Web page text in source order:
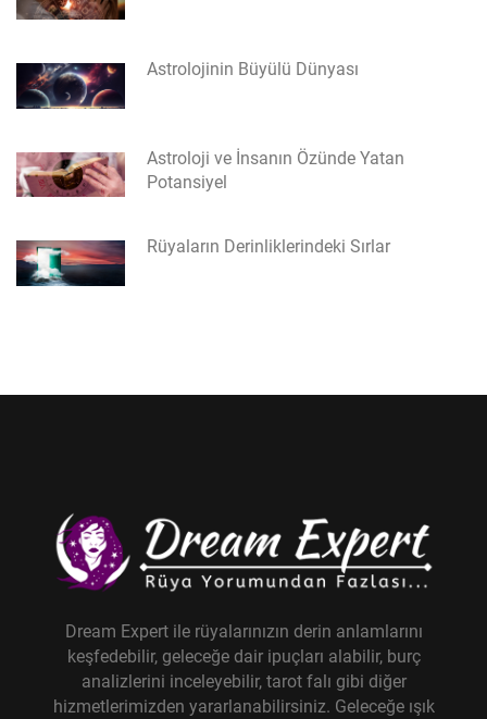
Astrolojinin Büyülü Dünyası
Astroloji ve İnsanın Özünde Yatan
Potansiyel
Rüyaların Derinliklerindeki Sırlar
Dream Expert ile rüyalarınızın derin anlamlarını
keşfedebilir, geleceğe dair ipuçları alabilir, burç
analizlerini inceleyebilir, tarot falı gibi diğer
hizmetlerimizden yararlanabilirsiniz. Geleceğe ışık